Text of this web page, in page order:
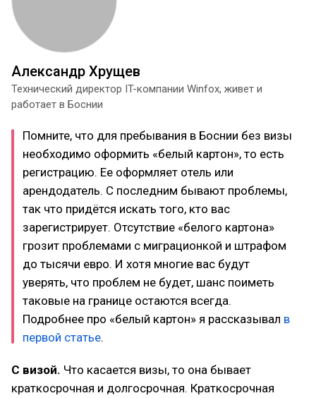
Александр Хрущев
Технический директор IT-компании Winfox, живет и
работает в Боснии
Помните, что для пребывания в Боснии без визы
необходимо оформить «белый картон», то есть
регистрацию. Ее оформляет отель или
арендодатель. С последним бывают проблемы,
так что придётся искать того, кто вас
зарегистрирует. Отсутствие «белого картона»
грозит проблемами с миграционкой и штрафом
до тысячи евро. И хотя многие вас будут
уверять, что проблем не будет, шанс поиметь
таковые на границе остаются всегда.
Подробнее про «белый картон» я рассказывал в
первой статье.
С визой. Что касается визы, то она бывает
краткосрочная и долгосрочная. Краткосрочная